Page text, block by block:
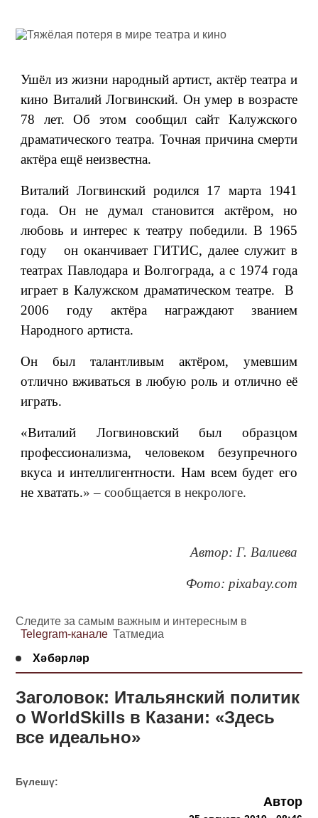
Ушёл из жизни народный артист, актёр театра и
кино Виталий Логвинский. Он умер в возрасте
78 лет. Об этом сообщил сайт Калужского
драматического театра. Точная причина смерти
актёра ещё неизвестна.
Виталий Логвинский родился 17 марта 1941
года. Он не думал становится актёром, но
любовь и интерес к театру победили. В 1965
году он оканчивает ГИТИС, далее служит в
театрах Павлодара и Волгограда, а с 1974 года
играет в Калужском драматическом театре. В
2006 году актёра награждают званием
Народного артиста.
Он был талантливым актёром, умевшим
отлично вживаться в любую роль и отлично её
играть.
«Виталий Логвиновский был образцом
профессионализма, человеком безупречного
вкуса и интеллигентности. Нам всем будет его
не хватать.» – сообщается в некрологе.
Автор: Г. Валиева
Фото: pixabay.com
Следите за самым важным и интересным в
Telegram-канале Татмедиа
Хәбәрләр
Заголовок: Итальянский политик
о WorldSkills в Казани: «Здесь
все идеально»
Бүлешү:
Автор